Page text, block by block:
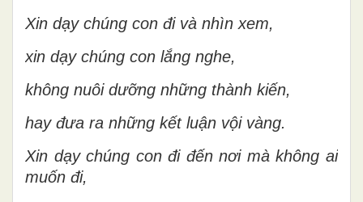
Xin dạy chúng con đi và nhìn xem,
xin dạy chúng con lắng nghe,
không nuôi dưỡng những thành kiến,
hay đưa ra những kết luận vội vàng.
Xin dạy chúng con đi đến nơi mà không ai
muốn đi,